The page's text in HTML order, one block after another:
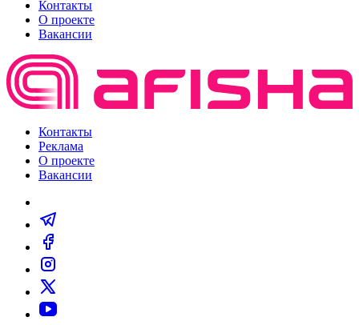
Контакты
О проекте
Вакансии
Контакты
Реклама
О проекте
Вакансии